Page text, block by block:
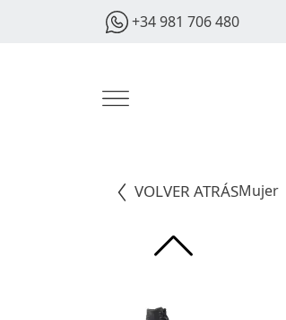
+34 981 706 480
VOLVER ATRÁSMujer